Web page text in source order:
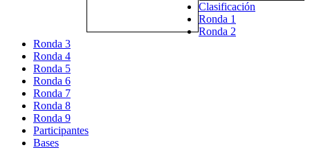
Clasificación
Ronda 1
Ronda 2
Ronda 3
Ronda 4
Ronda 5
Ronda 6
Ronda 7
Ronda 8
Ronda 9
Participantes
Bases